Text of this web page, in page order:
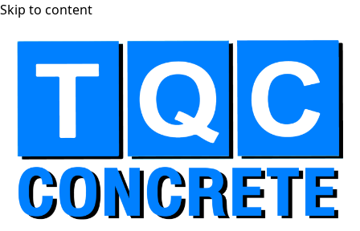
Skip to content